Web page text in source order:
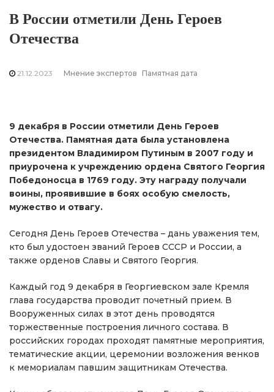
В России отметили День Героев
Отечества
21.12.2023 Мнение экспертов Памятная дата
9 декабря в России отметили День Героев
Отечества. Памятная дата была установлена
президентом Владимиром Путиным в 2007 году и
приурочена к учреждению ордена Святого Георгия
Победоносца в 1769 году. Эту награду получали
воины, проявившие в боях особую смелость,
мужество и отвагу.
Сегодня День Героев Отечества – дань уважения тем,
кто был удостоен званий Героев СССР и России, а
также орденов Славы и Святого Георгия.
Каждый год 9 декабря в Георгиевском зале Кремля
глава государства проводит почетный прием. В
Вооруженных силах в этот день проводятся
торжественные построения личного состава. В
российских городах проходят памятные мероприятия,
тематические акции, церемонии возложения венков
к мемориалам павшим защитникам Отечества.